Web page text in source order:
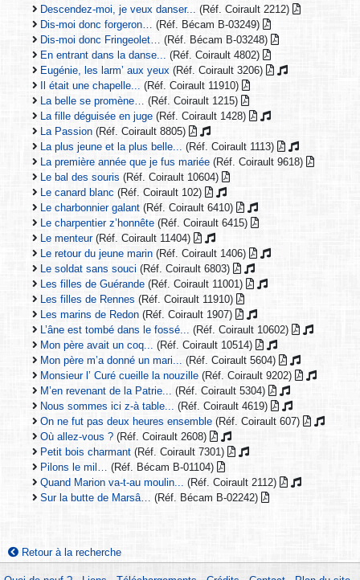
Descendez-moi, je veux danser... (Réf. Coirault 2212)
Dis-moi donc forgeron… (Réf. Bécam B-03249)
Dis-moi donc Fringeolet… (Réf. Bécam B-03248)
En entrant dans la danse... (Réf. Coirault 4802)
Eugénie, les larm’ aux yeux (Réf. Coirault 3206)
Il était une chapelle... (Réf. Coirault 11910)
La belle se promène… (Réf. Coirault 1215)
La fille déguisée en juge (Réf. Coirault 1428)
La Passion (Réf. Coirault 8805)
La plus jeune et la plus belle... (Réf. Coirault 1113)
La première année que je fus mariée (Réf. Coirault 9618)
Le bal des souris (Réf. Coirault 10604)
Le canard blanc (Réf. Coirault 102)
Le charbonnier galant (Réf. Coirault 6410)
Le charpentier z’honnête (Réf. Coirault 6415)
Le menteur(Réf. Coirault 11404)
Le retour du jeune marin (Réf. Coirault 1406)
Le soldat sans souci (Réf. Coirault 6803)
Les filles de Guérande (Réf. Coirault 11001)
Les filles de Rennes (Réf. Coirault 11910)
Les marins de Redon (Réf. Coirault 1907)
L’âne est tombé dans le fossé... (Réf. Coirault 10602)
Mon père avait un coq... (Réf. Coirault 10514)
Mon père m’a donné un mari... (Réf. Coirault 5604)
Monsieur l’ Curé cueille la nouzille (Réf. Coirault 9202)
M’en revenant de la Patrie... (Réf. Coirault 5304)
Nous sommes ici z-à table... (Réf. Coirault 4619)
On ne fut pas deux heures ensemble (Réf. Coirault 607)
Où allez-vous ? (Réf. Coirault 2608)
Petit bois charmant (Réf. Coirault 7301)
Pilons le mil… (Réf. Bécam B-01104)
Quand Marion va-t-au moulin... (Réf. Coirault 2112)
Sur la butte de Marsâ… (Réf. Bécam B-02242)
Retour à la recherche